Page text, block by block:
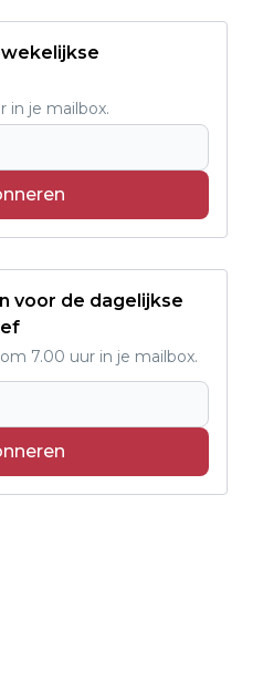
in je mailbox.
voor de dagelijkse
7.00 uur in je mailbox.